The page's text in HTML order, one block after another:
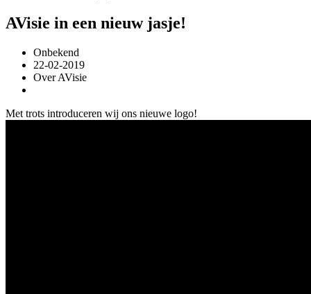
AVisie in een nieuw jasje!
Onbekend
22-02-2019
Over AVisie
Met trots introduceren wij ons nieuwe logo!